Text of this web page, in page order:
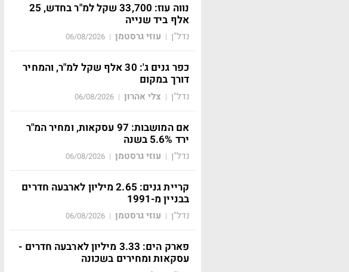
נווה עוז: 33,700 שקל למ"ר בחדש, 25
אלף ביד שנייה
נדל"ן | עוזי גרסטמן |
06/08/2026
כפר גנים ג': 30 אלף שקל למ"ר, והמחיר
דורך במקום
נדל"ן | צלי אהרון |
06/08/2026
אם המושבות: 97 עסקאות, ומחיר המ"ר
ירד 5.6% בשנה
נדל"ן | עוזי גרסטמן |
06/08/2026
קריית גנים: 2.65 מיליון לארבעה חדרים
בבניין מ-1991
נדל"ן | עוזי גרסטמן |
06/08/2026
פארק הים: 3.33 מיליון לארבעה חדרים -
עסקאות ומחירים בשכונה